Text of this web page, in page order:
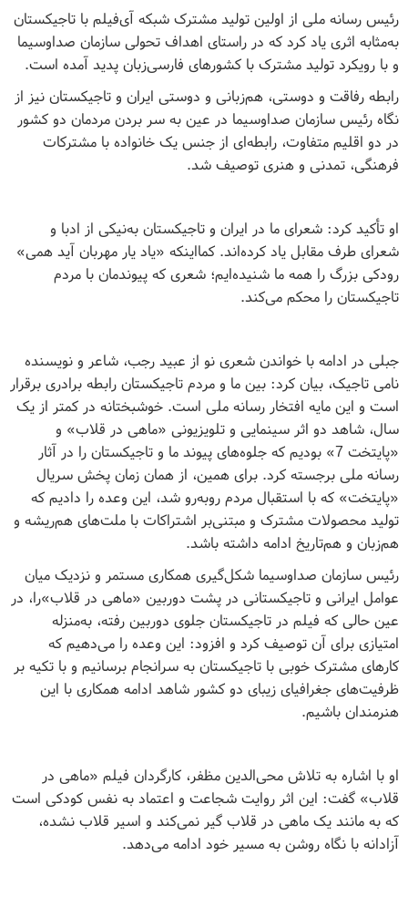
رئیس رسانه ملی از اولین تولید مشترک شبکه آی‌فیلم با تاجیکستان
به‌مثابه اثری یاد کرد که در راستای اهداف تحولی سازمان صداوسیما
و با رویکرد تولید مشترک با کشورهای فارسی‌زبان پدید آمده است.
رابطه رفاقت و دوستی، هم‌زبانی و دوستی ایران و تاجیکستان نیز از
نگاه رئیس سازمان صداوسیما در عین به سر بردن مردمان دو کشور
در دو اقلیم متفاوت، رابطه‌ای از جنس یک خانواده با مشترکات
فرهنگی، تمدنی و هنری توصیف شد.
او تأکید کرد: شعرای ما در ایران و تاجیکستان به‌نیکی از ادبا و
شعرای طرف مقابل یاد کرده‌‌اند. کمااینکه «یاد یار مهربان آید همی»
رودکی بزرگ را همه ما شنیده‌ایم؛ شعری که پیوندمان با مردم
تاجیکستان را محکم می‌کند.
جبلی در ادامه با خواندن شعری نو از عبید رجب، شاعر و نویسنده
نامی تاجیک، بیان کرد: بین ما و مردم تاجیکستان رابطه برادری برقرار
است و این مایه افتخار رسانه ملی است. خوشبختانه در کمتر از یک
سال، شاهد دو اثر سینمایی و تلویزیونی «ماهی در قلاب» و
«پایتخت 7» بودیم که جلوه‌های پیوند ما و تاجیکستان را در آثار
رسانه ملی برجسته کرد. برای همین، از همان زمان پخش سریال
«پایتخت» که با استقبال مردم روبه‌رو شد، این وعده را دادیم که
تولید محصولات مشترک و مبتنی‌بر اشتراکات با ملت‌های هم‌ریشه و
هم‌زبان و هم‌تاریخ ادامه داشته باشد.
رئیس سازمان صداوسیما شکل‌گیری همکاری مستمر و نزدیک میان
عوامل ایرانی و تاجیکستانی در پشت دوربین «ماهی در قلاب»را، در
عین حالی که فیلم در تاجیکستان جلوی دوربین رفته، به‌منزله
امتیازی برای آن توصیف کرد و افزود: این وعده را می‌دهیم که
کارهای مشترک خوبی با تاجیکستان به سرانجام برسانیم و با تکیه بر
ظرفیت‌های جغرافیای زیبای دو کشور شاهد ادامه همکاری با این
هنرمندان باشیم.
او با اشاره به تلاش محی‌الدین مظفر، کارگردان فیلم «ماهی در
قلاب» گفت: این اثر روایت شجاعت و اعتماد به نفس کودکی است
که به مانند یک ماهی در قلاب گیر نمی‌کند و اسیر قلاب نشده،
آزادانه با نگاه روشن به مسیر خود ادامه می‌دهد.